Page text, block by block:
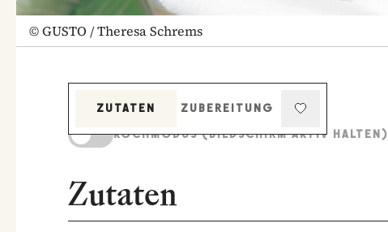
©GUSTO / Theresa Schrems
ZUTATEN
ZUBEREITUNG
KOCHMODUS (BILDSCHIRM AKTIV HALTEN)
Zutaten